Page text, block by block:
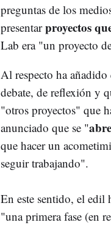
preguntas de los
presentarproyectos
Lab era "un proyecto
Al respecto ha
debate, de reflexión y
"otros proyectos" que
anunciado que se "
que hacer un
seguir trabajando".
En este sentido, el edil
"una primera fase (en